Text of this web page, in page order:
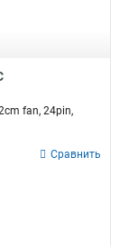
fan, 24pin,
Сравнить